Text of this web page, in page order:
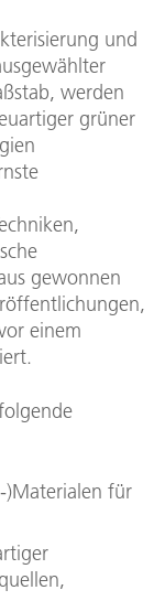
und
werden
grüner
gewonnen
einem
)Materialen für